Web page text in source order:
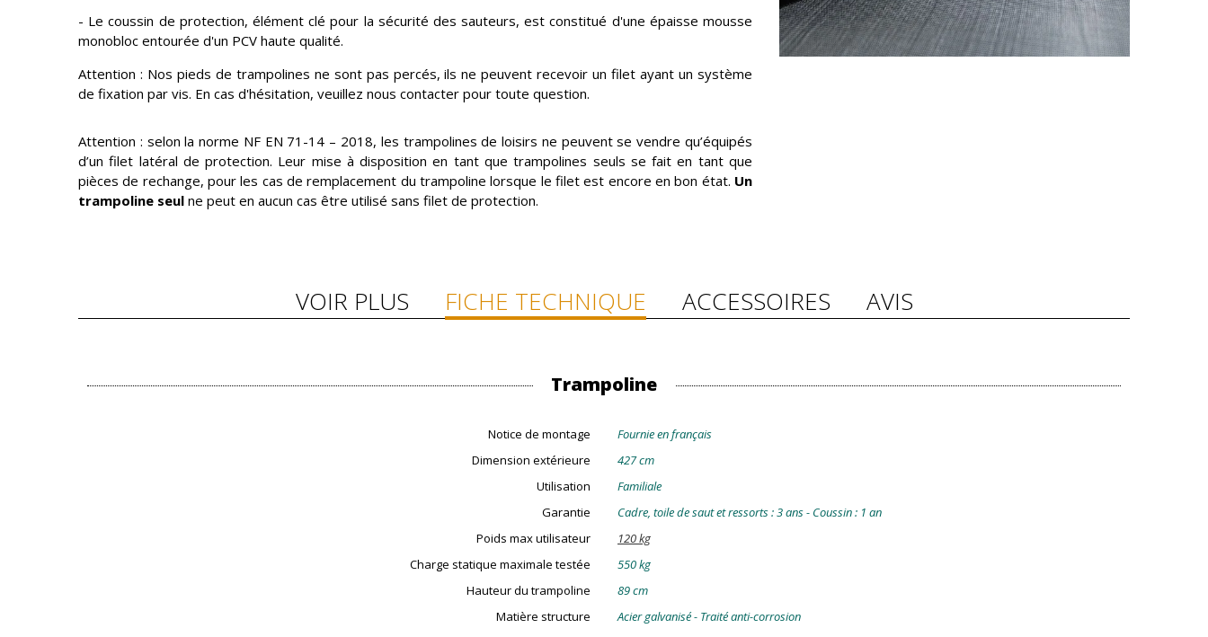
- Le coussin de protection, élément clé pour la sécurité des sauteurs, est constitué d'une épaisse mousse
monobloc entourée d'un PCV haute qualité.
Attention : Nos pieds de trampolines ne sont pas percés, ils ne peuvent recevoir un filet ayant un système
de fixation par vis. En cas d'hésitation, veuillez nous contacter pour toute question.
Attention : selon la norme NF EN 71-14 – 2018, les trampolines de loisirs ne peuvent se vendre qu’équipés
d’un filet latéral de protection. Leur mise à disposition en tant que trampolines seuls se fait en tant que
pièces de rechange, pour les cas de remplacement du trampoline lorsque le filet est encore en bon état. Un
trampoline seul ne peut en aucun cas être utilisé sans filet de protection.
VOIR PLUS FICHE TECHNIQUE ACCESSOIRES AVIS
Trampoline
Notice de montage
Fournie en français
Dimension extérieure
427 cm
Utilisation
Familiale
Garantie
Cadre, toile de saut et ressorts : 3 ans - Coussin : 1 an
Poids max utilisateur
120 kg
Charge statique maximale testée
550 kg
Hauteur du trampoline
89 cm
Matière structure
Acier galvanisé - Traité anti-corrosion